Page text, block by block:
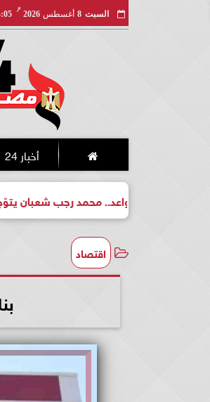
السبت 8 أغسطس 2026
مـ
أخبار 24
واعد.. محمد رجب شعبان يتوّج بذهبيتين
اقتصاد